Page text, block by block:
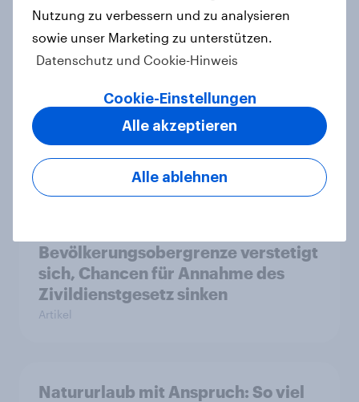
Artikel
YouGovs Erfolgsbilanz bei
politischen Wahlen
Bevölkerungsobergrenze verstetigt
sich, Chancen für Annahme des
Zivildienstgesetz sinken
Artikel
Natururlaub mit Anspruch: So viel
Nutzung zu verbessern und zu analysieren
sowie unser Marketing zu unterstützen.
Datenschutz und Cookie-Hinweis
Cookie-Einstellungen
Alle ablehnen
Alle akzeptieren